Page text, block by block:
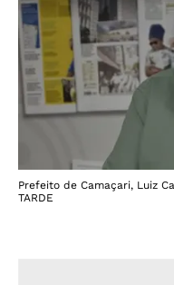
Prefeito de Camaçari, Luiz
TARDE